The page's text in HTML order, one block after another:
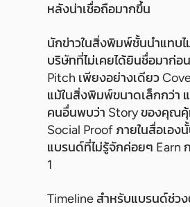
หลังน่าเชื่อถือมากขึ้น
นักข่าวในสิ่งพิมพ์ชั้นนำแทบไ
บริษัทที่ไม่เคยได้ยินชื่อมาก่อ
Pitch เพียงอย่างเดียว
แม้ในสิ่งพิมพ์ขนาดเล็กกว่า
คนอื่นพบว่า Story ของคุณคุ้
Social Proof ภายในสื่อเอง
แบรนด์ที่ไม่รู้จักค่อยๆ Earn
1
Timeline สำหรับแบรนด์ช่วง